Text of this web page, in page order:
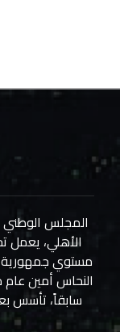
المجلس الوطني
الأهلي، يعمل
مستوي جمهورية
النحاس أمين عام
سابقاً، تأسس